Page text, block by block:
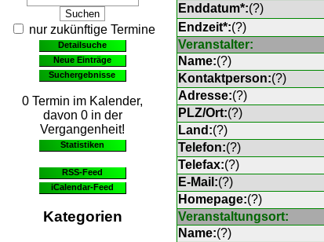
nur zukünftige Termine
Detailsuche
Neue Einträge
Suchergebnisse
0 Termin im Kalender,
davon 0 in der
Vergangenheit!
Statistiken
RSS-Feed
iCalendar-Feed
Kategorien
Enddatum*:(?)
Endzeit*:(?)
Veranstalter:
Name:(?)
Kontaktperson:(?)
Adresse:(?)
PLZ/Ort:(?)
Land:(?)
Telefon:(?)
Telefax:(?)
E-Mail:(?)
Homepage:(?)
Veranstaltungsort:
Name:(?)